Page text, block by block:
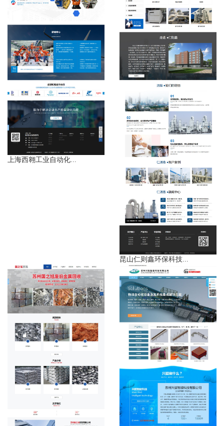
上海西翱工业自动化...
昆山仁则鑫环保科技...